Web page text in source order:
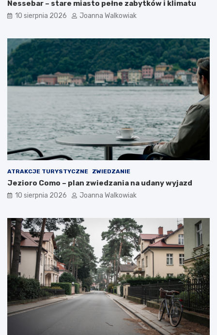
s
e
a
t
r
a
k
d
a
t
u
y
s
t
o
z
i
n
y
o
t
c
a
,
b
l
e
t
a
a
c
j
e
Nessebar – stare miasto pełne zabytków i klimatu
10 sierpnia 2026 Joanna Walkowiak
ATRAKCJE TURYSTYCZNE ZWIEDZANIE
Jezioro Como – plan zwiedzania na udany wyjazd
10 sierpnia 2026 Joanna Walkowiak